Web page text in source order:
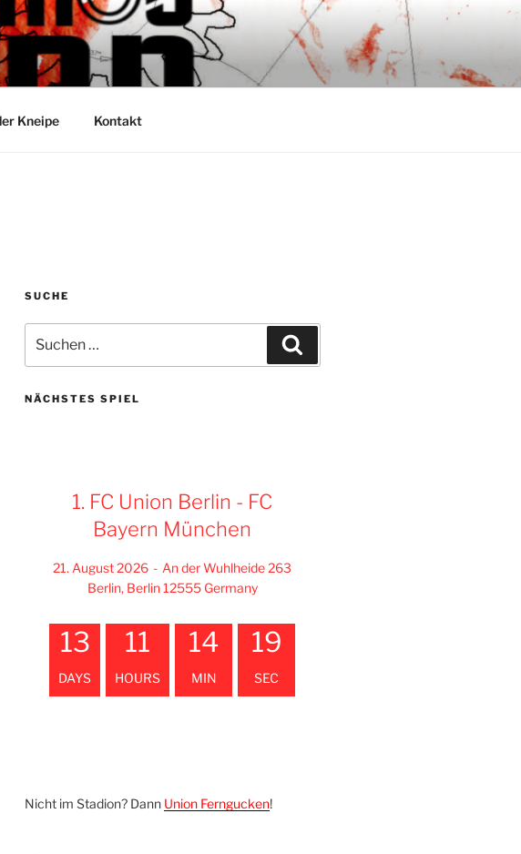
Kneipe Kontakt
SUCHE
nach:
NÄCHSTES SPIEL
1. FC Union Berlin - FC
Bayern München
21. August 2026 - An der Wuhlheide 263
Berlin, Berlin 12555 Germany
13
DAYS
11
HOURS
14
MIN
18
SEC
Nicht im Stadion? Dann Union Ferngucken!